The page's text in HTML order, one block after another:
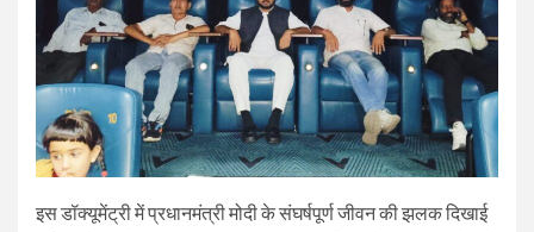
इस डॉक्यूमेंट्री में प्रधानमंत्री मोदी के संघर्षपूर्ण जीवन की झलक दिखाई